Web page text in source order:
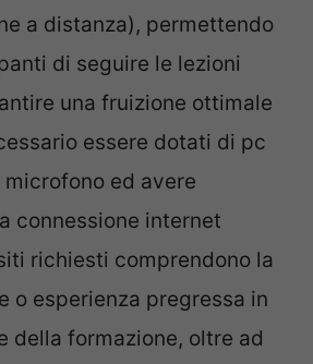
a distanza), permettendo
di seguire le lezioni
una fruizione ottimale
essere dotati di pc
ed avere
connessione internet
richiesti comprendono la
o esperienza pregressa in
della formazione, oltre ad